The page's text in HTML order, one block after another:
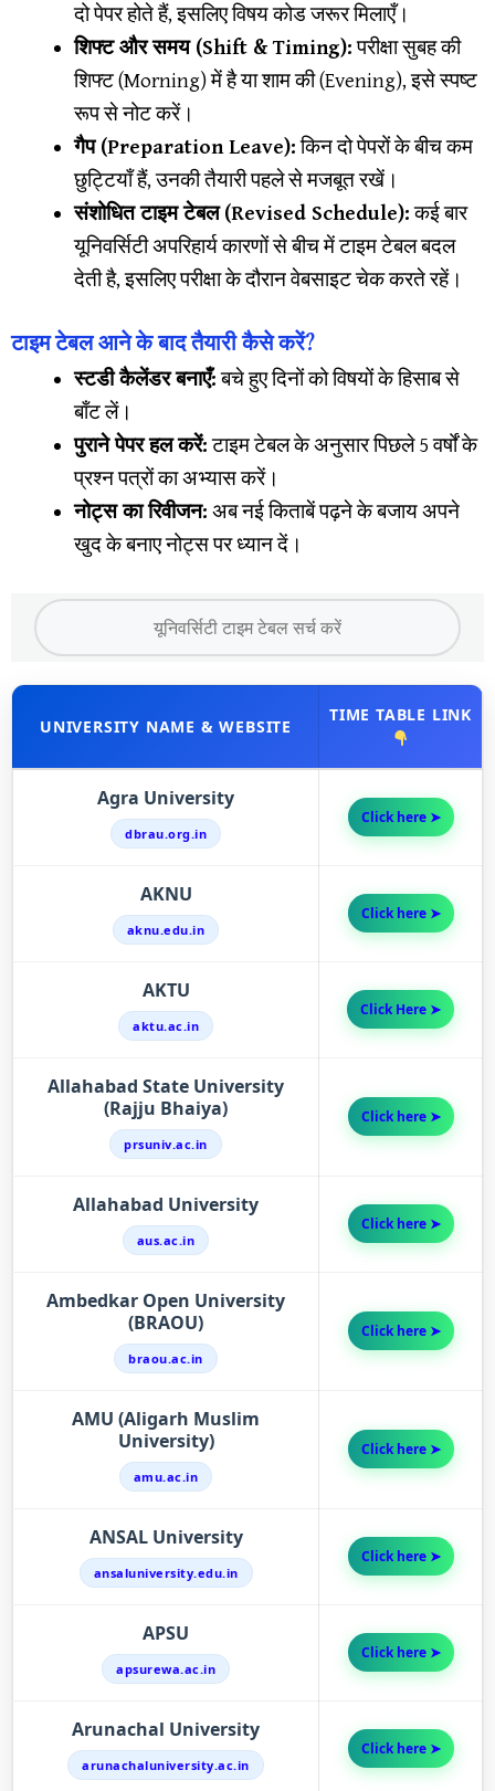
दो पेपर होते हैं, इसलिए विषय कोड जरूर मिलाएँ।
शिफ्ट और समय (Shift & Timing):परीक्षा सुबह की
शिफ्ट (Morning) में है या शाम की (Evening), इसे स्पष्ट
रूप से नोट करें।
गैप (Preparation Leave):किन दो पेपरों के बीच कम
छुट्टियाँ हैं, उनकी तैयारी पहले से मजबूत रखें।
संशोधित टाइम टेबल (Revised Schedule):कई बार
यूनिवर्सिटी अपरिहार्य कारणों से बीच में टाइम टेबल बदल
देती है, इसलिए परीक्षा के दौरान वेबसाइट चेक करते रहें।
टाइम टेबल आने के बाद तैयारी कैसे करें?
स्टडी कैलेंडर बनाएँ:बचे हुए दिनों को विषयों के हिसाब से
बाँट लें।
पुराने पेपर हल करें:टाइम टेबल के अनुसार पिछले 5 वर्षों के
प्रश्न पत्रों का अभ्यास करें।
नोट्स का रिवीजन: अब नई किताबें पढ़ने के बजाय अपने
खुद के बनाए नोट्स पर ध्यान दें।
UNIVERSITY NAME & WEBSITE
TIME TABLE LINK
Agra University
dbrau.org.in
Click here ➤
AKNU
aknu.edu.in
Click here ➤
AKTU
aktu.ac.in
Click Here ➤
Allahabad State University
(Rajju Bhaiya)
prsuniv.ac.in
Click here ➤
Allahabad University
aus.ac.in
Click here ➤
Ambedkar Open University
(BRAOU)
braou.ac.in
Click here ➤
AMU (Aligarh Muslim
University)
amu.ac.in
Click here ➤
ANSAL University
ansaluniversity.edu.in
Click here ➤
APSU
apsurewa.ac.in
Click here ➤
Arunachal University
arunachaluniversity.ac.in
Click here ➤